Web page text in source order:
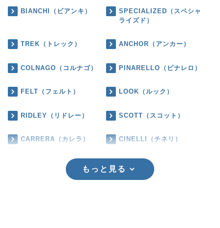
BIANCHI（ビアンキ）
SPECIALIZED（スペシャ
ライズド）
TREK（トレック） ANCHOR（アンカー）
COLNAGO（コルナゴ） PINARELLO（ピナレロ）
FELT（フェルト） LOOK（ルック）
RIDLEY（リドレー） SCOTT（スコット）
CARRERA（カレラ） CINELLI（チネリ）
もっと見る